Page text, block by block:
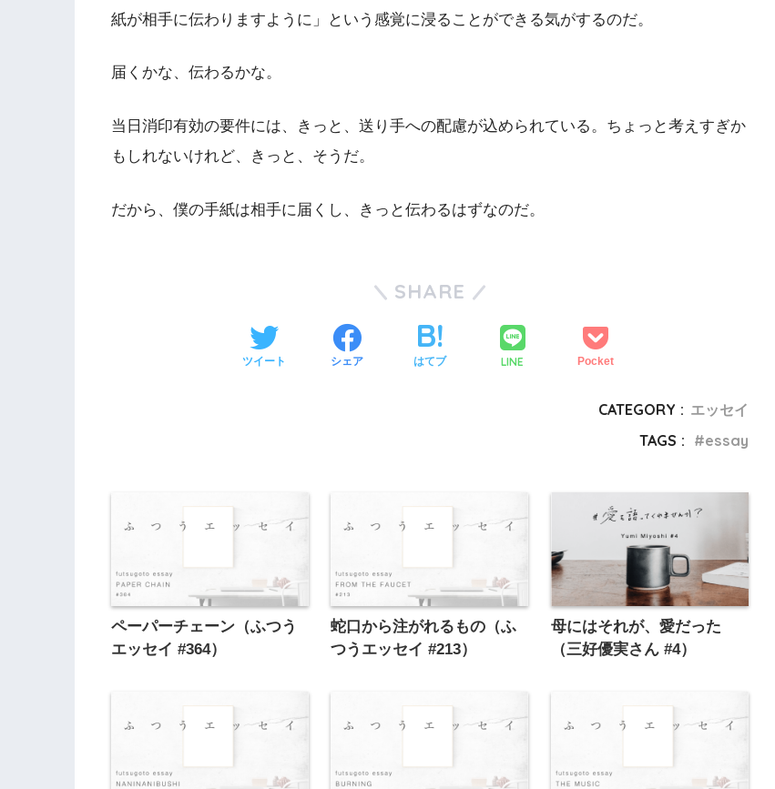
紙が相手に伝わりますように」という感覚に浸ることができる気がするのだ。
届くかな、伝わるかな。
当日消印有効の要件には、きっと、送り手への配慮が込められている。ちょっと考えすぎか
もしれないけれど、きっと、そうだ。
だから、僕の手紙は相手に届くし、きっと伝わるはずなのだ。
SHARE
ツイート シェア はてブ LINE Pocket
CATEGORY : エッセイ
TAGS :
essay
ペーパーチェーン（ふつう
エッセイ #364）
蛇口から注がれるもの（ふ
つうエッセイ #213）
母にはそれが、愛だった
（三好優実さん #4）